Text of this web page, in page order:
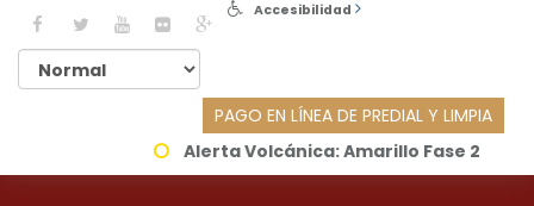
Accesibilidad
PAGO EN LÍNEA DE PREDIAL Y LIMPIA
Alerta Volcánica:Amarillo Fase 2